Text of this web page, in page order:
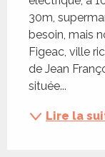
30m,
besoin, mais
Figeac, ville
de Jean
située...
Lire la